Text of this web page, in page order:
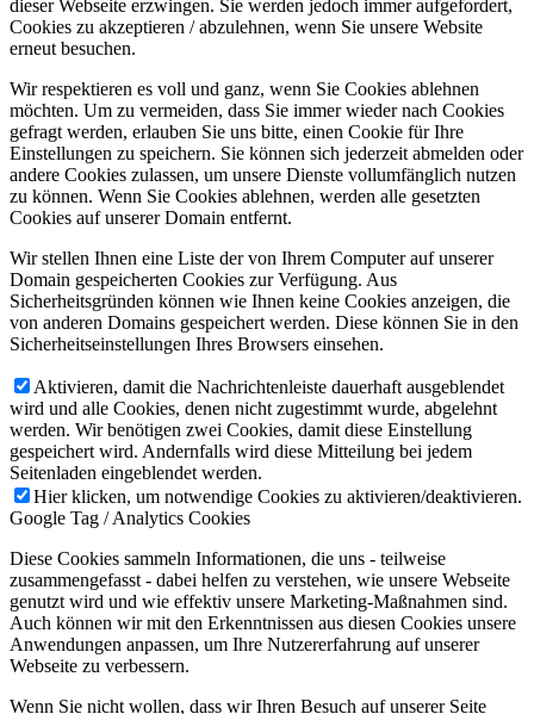
dieser Webseite erzwingen. Sie werden jedoch immer aufgefordert,
Cookies zu akzeptieren / abzulehnen, wenn Sie unsere Website
erneut besuchen.
Wir respektieren es voll und ganz, wenn Sie Cookies ablehnen
möchten. Um zu vermeiden, dass Sie immer wieder nach Cookies
gefragt werden, erlauben Sie uns bitte, einen Cookie für Ihre
Einstellungen zu speichern. Sie können sich jederzeit abmelden oder
andere Cookies zulassen, um unsere Dienste vollumfänglich nutzen
zu können. Wenn Sie Cookies ablehnen, werden alle gesetzten
Cookies auf unserer Domain entfernt.
Wir stellen Ihnen eine Liste der von Ihrem Computer auf unserer
Domain gespeicherten Cookies zur Verfügung. Aus
Sicherheitsgründen können wie Ihnen keine Cookies anzeigen, die
von anderen Domains gespeichert werden. Diese können Sie in den
Sicherheitseinstellungen Ihres Browsers einsehen.
Aktivieren, damit die Nachrichtenleiste dauerhaft ausgeblendet
wird und alle Cookies, denen nicht zugestimmt wurde, abgelehnt
werden. Wir benötigen zwei Cookies, damit diese Einstellung
gespeichert wird. Andernfalls wird diese Mitteilung bei jedem
Seitenladen eingeblendet werden.
Hier klicken, um notwendige Cookies zu aktivieren/deaktivieren.
Google Tag / Analytics Cookies
Diese Cookies sammeln Informationen, die uns - teilweise
zusammengefasst - dabei helfen zu verstehen, wie unsere Webseite
genutzt wird und wie effektiv unsere Marketing-Maßnahmen sind.
Auch können wir mit den Erkenntnissen aus diesen Cookies unsere
Anwendungen anpassen, um Ihre Nutzererfahrung auf unserer
Webseite zu verbessern.
Wenn Sie nicht wollen, dass wir Ihren Besuch auf unserer Seite